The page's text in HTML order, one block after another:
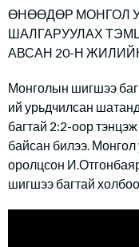
ӨНӨӨДӨР МОНГОЛ
ШАЛГАРУУЛАХ
АВСАН 20-Н
Монголын шигшээ
ий урьдчилсан
багтай 2:2-оор
байсан билээ. Монгол
оролцсон
шигшээ багтай